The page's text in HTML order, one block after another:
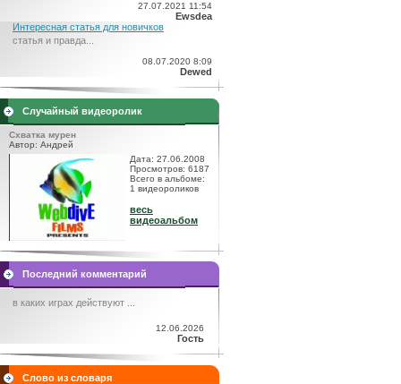
27.07.2021 11:54
Ewsdea
Интересная статья для новичков
статья и правда...
08.07.2020 8:09
Dewed
Случайный видеоролик
Схватка мурен
Автор: Андрей
Дата: 27.06.2008
Просмотров: 6187
Всего в альбоме:
1 видеороликов
весь
видеоальбом
Последний комментарий
в каких играх действуют ...
12.06.2026
Гость
Слово из словаря